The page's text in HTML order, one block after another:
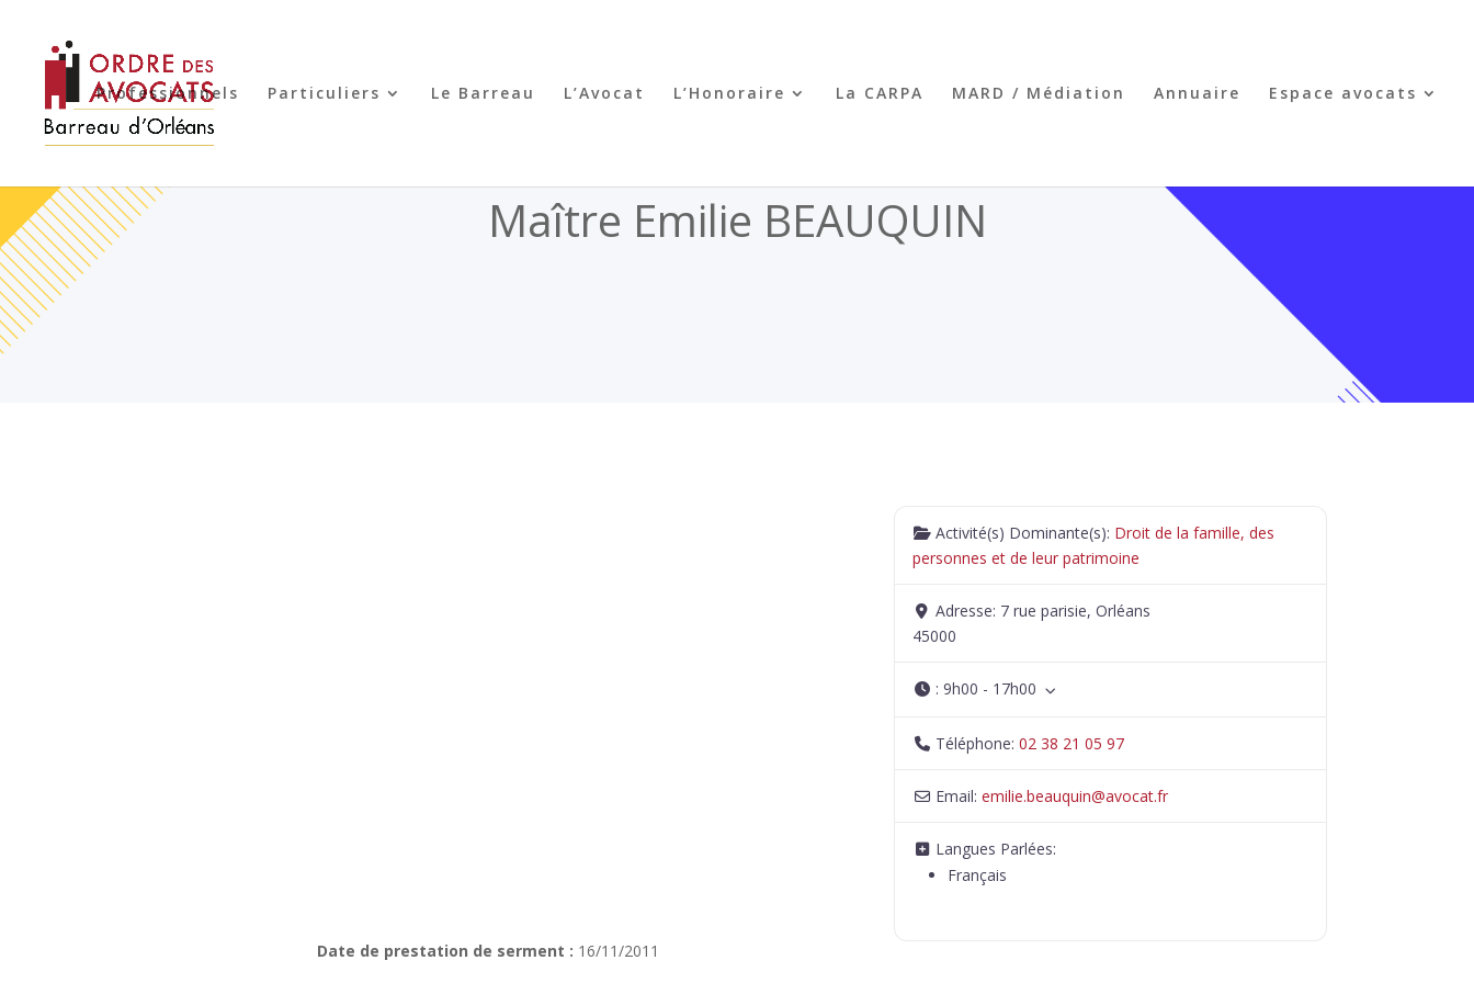
Professionnels Particuliers Le Barreau L’Avocat L’Honoraire La CARPA MARD / Médiation Annuaire Espace avocats
Maître Emilie BEAUQUIN
Date de prestation de serment : 16/11/2011
Activité(s) Dominante(s): Droit de la famille, des
personnes et de leur patrimoine
Adresse: 7 rue parisie, Orléans
45000
:9h00 - 17h00
Téléphone:02 38 21 05 97
Email:emilie.beauquin@avocat.fr
Langues Parlées:
Français